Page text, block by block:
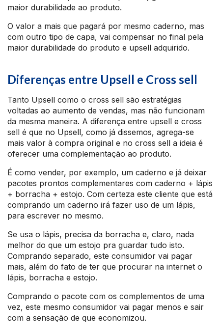
maior durabilidade ao produto.
O valor a mais que pagará por mesmo caderno, mas
com outro tipo de capa, vai compensar no final pela
maior durabilidade do produto e upsell adquirido.
Diferenças entre Upsell e Cross sell
Tanto Upsell como o cross sell são estratégias
voltadas ao aumento de vendas, mas não funcionam
da mesma maneira. A diferença entre upsell e cross
sell é que no Upsell, como já dissemos, agrega-se
mais valor à compra original e no cross sell a ideia é
oferecer uma complementação ao produto.
É como vender, por exemplo, um caderno e já deixar
pacotes prontos complementares com caderno + lápis
+ borracha + estojo. Com certeza este cliente que está
comprando um caderno irá fazer uso de um lápis,
para escrever no mesmo.
Se usa o lápis, precisa da borracha e, claro, nada
melhor do que um estojo pra guardar tudo isto.
Comprando separado, este consumidor vai pagar
mais, além do fato de ter que procurar na internet o
lápis, borracha e estojo.
Comprando o pacote com os complementos de uma
vez, este mesmo consumidor vai pagar menos e sair
com a sensação de que economizou.